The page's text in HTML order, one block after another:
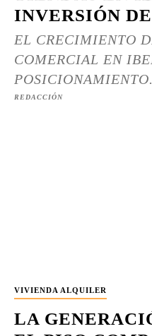
INVERSIÓN
EL CRECIMIENTO
COMERCIAL EN
REDACCIÓN
VIVIENDA ALQUILER
LA